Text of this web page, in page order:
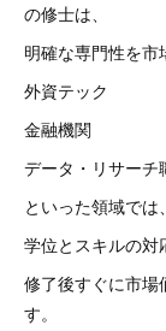
の修士は、
明確な専門性を市
外資テック
金融機関
データ・リサーチ
といった領域では、
学位とスキルの対
修了後すぐに市場
す。